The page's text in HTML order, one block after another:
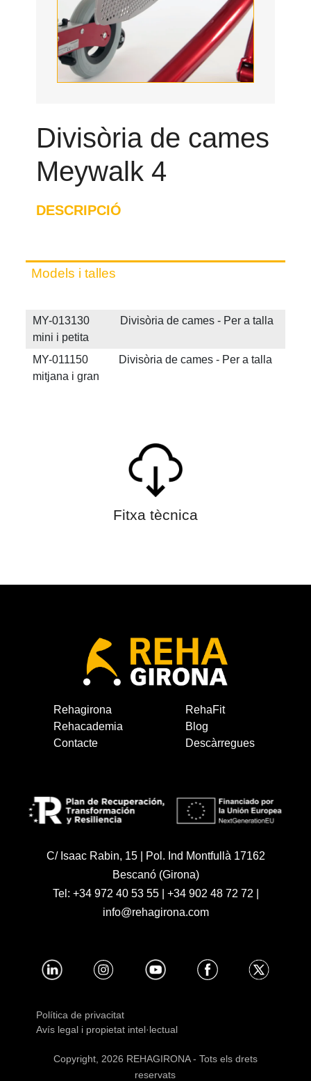
Divisòria de cames
Meywalk 4
DESCRIPCIÓ
Models i talles
MY-013130 Divisòria de cames - Per a talla
mini i petita
MY-011150 Divisòria de cames - Per a talla
mitjana i gran
Fitxa tècnica
Rehagirona
RehaFit
Rehacademia
Blog
Contacte
Descàrregues
C/ Isaac Rabin, 15 | Pol. Ind Montfullà 17162
Bescanó (Girona)
Tel: +34 972 40 53 55| +34 902 48 72 72
info@rehagirona.com
Copyright, 2026 REHAGIRONA - Tots els drets
reservats
Política de privacitat
Avís legal i propietat intel·lectual